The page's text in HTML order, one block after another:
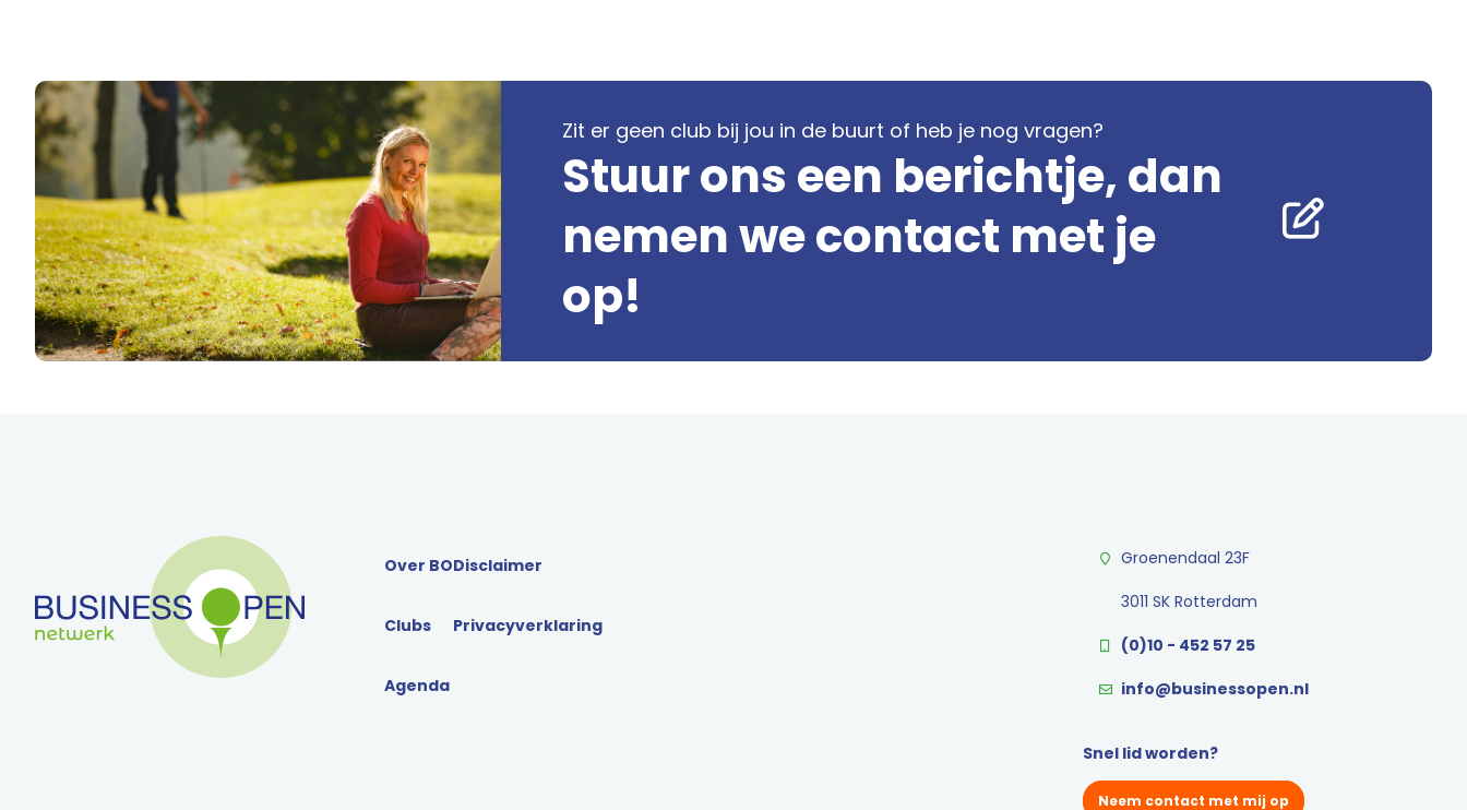
Zit er geen club bij jou in de buurt of heb je nog vragen?
Stuur ons een berichtje, dan
nemen we contact met je
op!
Over BO
Clubs
Agenda
Disclaimer
Privacyverklaring
Groenendaal 23F
3011 SK Rotterdam
(0)10 - 452 57 25
info@businessopen.nl
Snel lid worden?
Neem contact met mij op